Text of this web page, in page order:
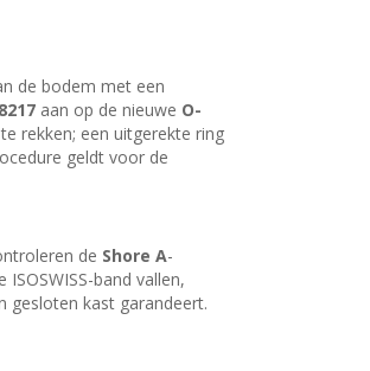
de bodem met een
aan op de nieuwe O-
rekken; een uitgerekte ring
geldt voor de
de Shore A-
band vallen,
gesloten kast garandeert.